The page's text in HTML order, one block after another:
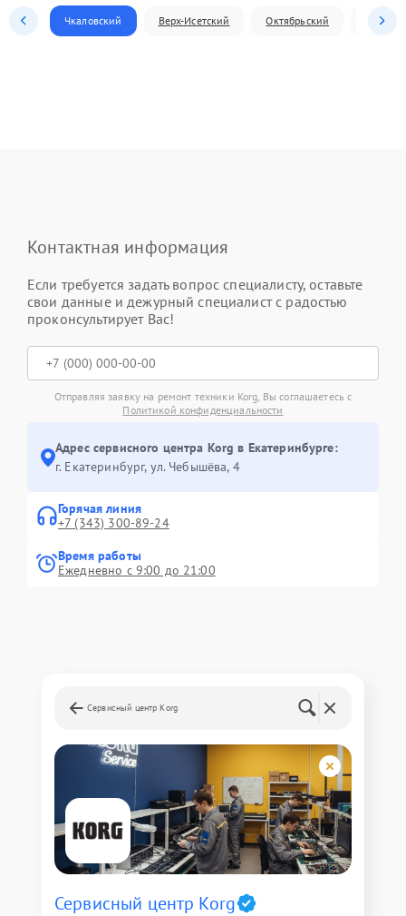
Чкаловский Верх-Исетский Октябрьский
Контактная информация
Если требуется задать вопрос специалисту, оставьте
свои данные и дежурный специалист с радостью
проконсультирует Вас!
Отправляя заявку на ремонт техники Korg, Вы соглашаетесь с
Политикой конфиденциальности
Адрес сервисного центра Korg в Екатеринбурге:
г. Екатеринбург, ул. Чебышёва, 4
Горячая линия
+7 (343) 300-89-24
Время работы
Ежедневно с 9:00 до 21:00
Сервисный центр Korg
Сервисный центр Korg